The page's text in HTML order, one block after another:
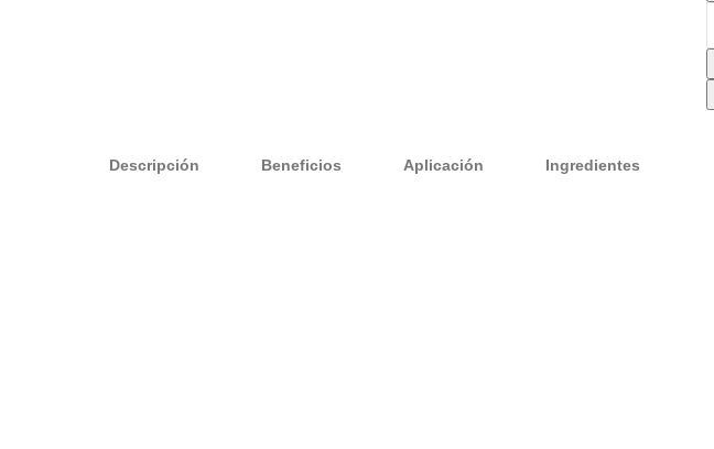
Descripción Beneficios Aplicación Ingredientes